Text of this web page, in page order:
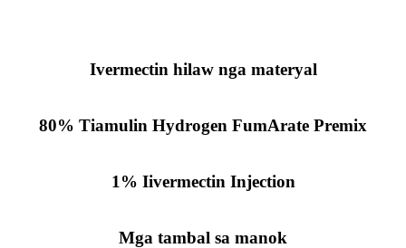
Ivermectin hilaw nga materyal
80% Tiamulin Hydrogen FumArate Premix
1% Iivermectin Injection
Mga tambal sa manok